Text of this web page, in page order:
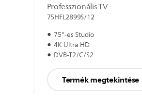
Professzionális TV
75HFL2899S/12
75"-es Studio
4K Ultra HD
DVB-T2/C/S2
Termék megtekintése